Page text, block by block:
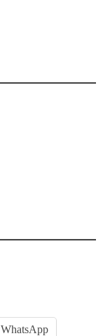
WhatsApp